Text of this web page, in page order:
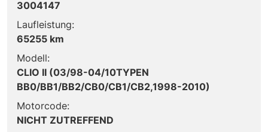
3004147
Laufleistung:
65255 km
Modell:
CLIO II (03/98-04/10TYPEN
BB0/BB1/BB2/CB0/CB1/CB2,1998-2010)
Motorcode:
NICHT ZUTREFFEND